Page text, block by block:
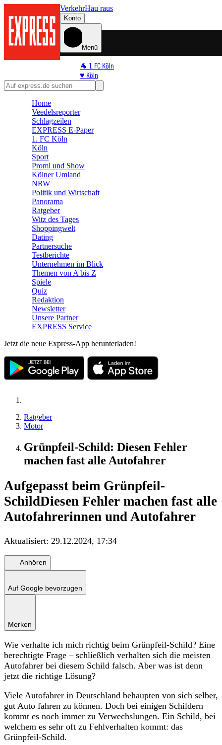
VerkehrHau raus
Konto
Menü
🐐 1. FC Köln
♥️ Köln
⭐ Promi
🛒 Shoppingwelt
Home
Veedelsreporter
Schlagzeilen
EXPRESS E-Paper
1. FC Köln
Köln
Sport
Promi und Show
Kölner Umland
NRW
Politik und Wirtschaft
Panorama
Ratgeber
Witz des Tages
Shoppingwelt
Dating
Partnersuche
Testberichte
Unternehmen im Blick
Themen von A bis Z
Spiele
Quiz
Redaktion
Newsletter
Unsere Partner
EXPRESS Service
Jetzt die neue Express-App herunterladen!
Ratgeber
Motor
Grünpfeil-Schild: Diesen Fehler
machen fast alle Autofahrer
Aufgepasst beim Grünpfeil-
SchildDiesen Fehler machen fast alle
Autofahrerinnen und Autofahrer
Aktualisiert: 29.12.2024, 17:34
Anhören
Auf Google bevorzugen
Merken
Wie verhalte ich mich richtig beim Grünpfeil-Schild? Eine
berechtigte Frage – schließlich verhalten sich die meisten
Autofahrer bei diesem Schild falsch. Aber was ist denn
jetzt die richtige Lösung?
Viele Autofahrer in Deutschland behaupten von sich selber,
gut Auto fahren zu können. Doch bei einigen Schildern
kommt es noch immer zu Verwechslungen. Ein Schild, bei
welchem es sehr oft zu Fehlverhalten kommt: das
Grünpfeil-Schild.